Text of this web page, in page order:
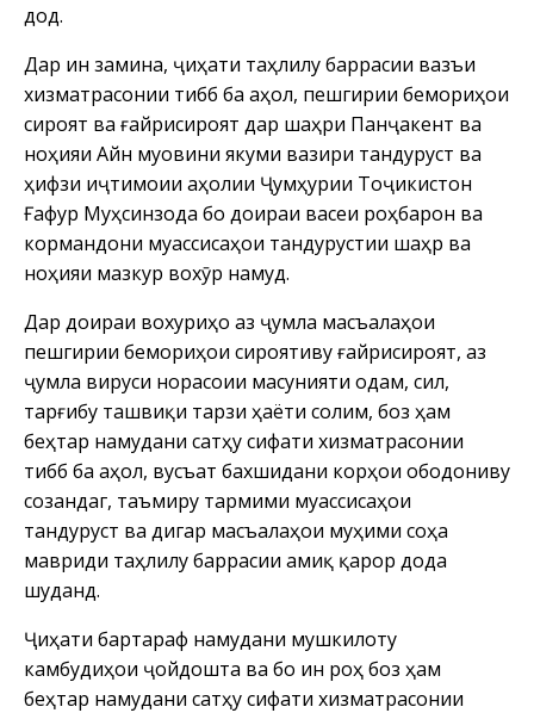
дод.
Дар ин замина, ҷиҳати таҳлилу баррасии вазъи
хизматрасонии тиббӣ ба аҳолӣ, пешгирии бемориҳои
сироятӣ ва ғайрисироятӣ дар шаҳри Панҷакент ва
ноҳияи Айнӣ муовини якуми вазири тандурустӣ ва
ҳифзи иҷтимоии аҳолии Ҷумҳурии Тоҷикистон
Ғафур Муҳсинзода бо доираи васеи роҳбарон ва
кормандони муассисаҳои тандурустии шаҳр ва
ноҳияи мазкур вохӯрӣ намуд.
Дар доираи вохуриҳо аз ҷумла масъалаҳои
пешгирии бемориҳои сироятиву ғайрисироятӣ, аз
ҷумла вируси норасоии масунияти одам, сил,
тарғибу ташвиқи тарзи ҳаёти солим, боз ҳам
беҳтар намудани сатҳу сифати хизматрасонии
тиббӣ ба аҳолӣ, вусъат бахшидани корҳои ободониву
созандагӣ, таъмиру тармими муассисаҳои
тандурустӣ ва дигар масъалаҳои муҳими соҳа
мавриди таҳлилу баррасии амиқ қарор дода
шуданд.
Ҷиҳати бартараф намудани мушкилоту
камбудиҳои ҷойдошта ва бо ин роҳ боз ҳам
беҳтар намудани сатҳу сифати хизматрасонии